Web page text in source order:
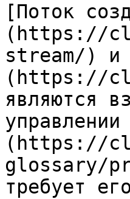
[Поток
(https://
stream/) и
(https://
являются
(https://
glossary/
требует